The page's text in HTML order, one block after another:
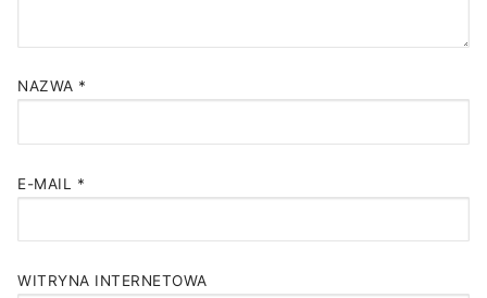
NAZWA *
E-MAIL *
WITRYNA INTERNETOWA